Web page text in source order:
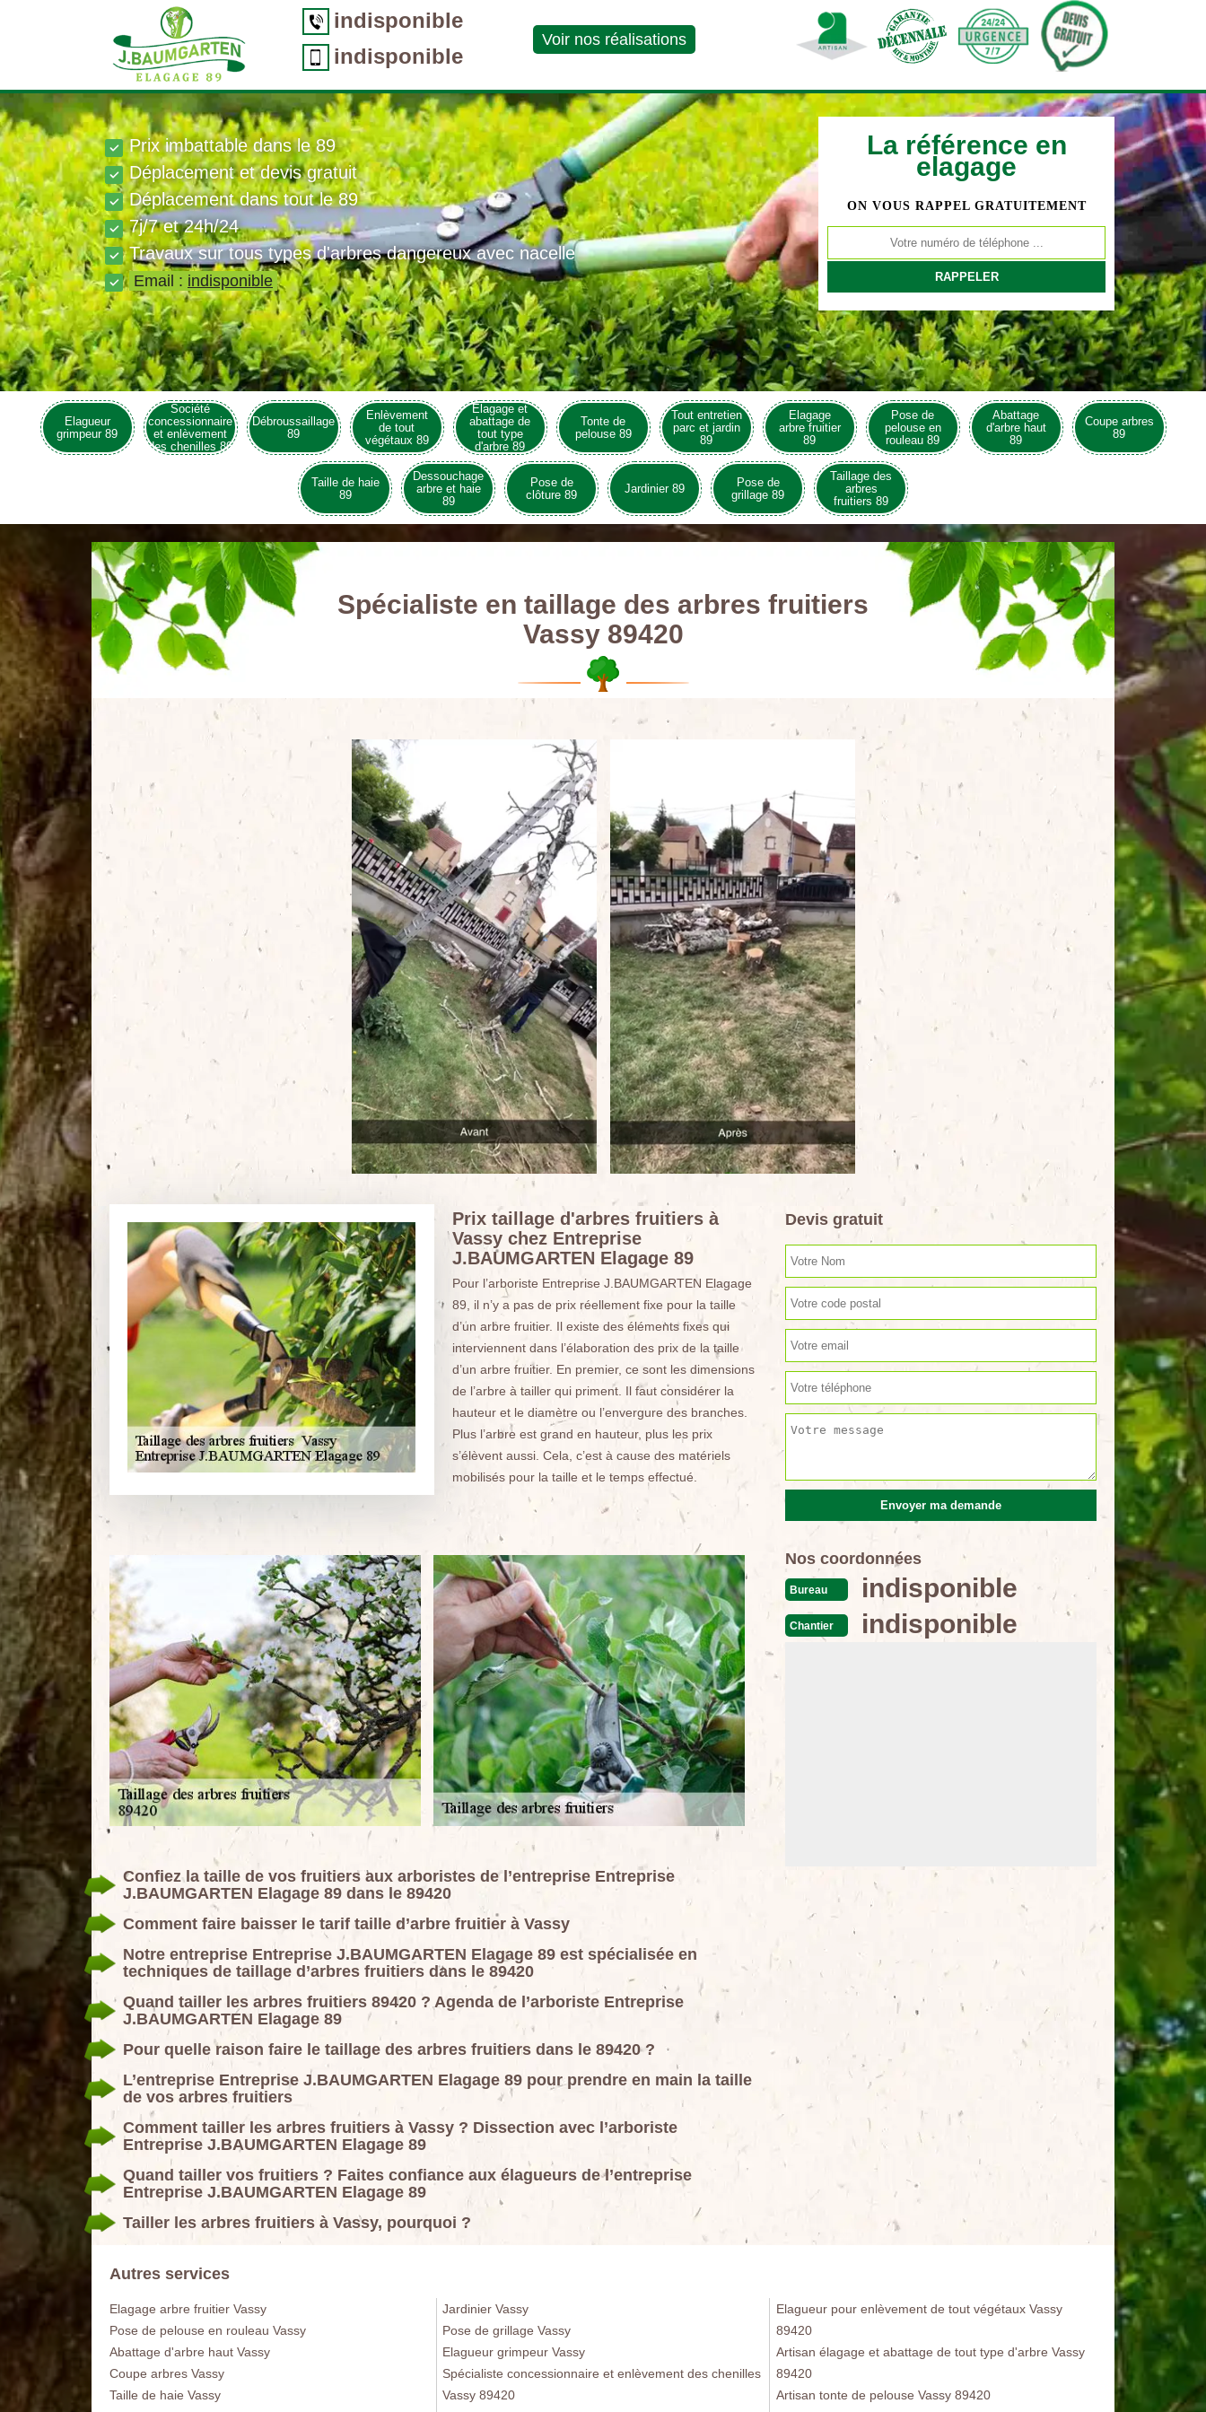
indisponible
indisponible
Voir nos réalisations
La référence en
elagage
ON VOUS RAPPEL GRATUITEMENT
Prix imbattable dans le 89
Déplacement et devis gratuit
Déplacement dans tout le 89
7j/7 et 24h/24
Travaux sur tous types d'arbres dangereux avec nacelle
Email : indisponible
Elagueur
grimpeur 89
Société
concessionnaire
et enlèvement
des chenilles 89
Débroussaillage
89
Enlèvement
de tout
végétaux 89
Elagage et
abattage de
tout type
d'arbre 89
Tonte de
pelouse 89
Tout entretien
parc et jardin
89
Elagage
arbre fruitier
89
Pose de
pelouse en
rouleau 89
Abattage
d'arbre haut
89
Coupe arbres
89
Taille de haie
89
Dessouchage
arbre et haie
89
Pose de
clôture 89
Jardinier 89
Pose de
grillage 89
Taillage des
arbres
fruitiers 89
Spécialiste en taillage des arbres fruitiers
Vassy 89420
Prix taillage d'arbres fruitiers à
Vassy chez Entreprise
J.BAUMGARTEN Elagage 89
Pour l’arboriste Entreprise J.BAUMGARTEN Elagage
89, il n’y a pas de prix réellement fixe pour la taille
d’un arbre fruitier. Il existe des éléments fixes qui
interviennent dans l’élaboration des prix de la taille
d’un arbre fruitier. En premier, ce sont les dimensions
de l’arbre à tailler qui priment. Il faut considérer la
hauteur et le diamètre ou l’envergure des branches.
Plus l’arbre est grand en hauteur, plus les prix
s’élèvent aussi. Cela, c’est à cause des matériels
mobilisés pour la taille et le temps effectué.
Confiez la taille de vos fruitiers aux arboristes de l’entreprise Entreprise
J.BAUMGARTEN Elagage 89 dans le 89420
Comment faire baisser le tarif taille d’arbre fruitier à Vassy
Notre entreprise Entreprise J.BAUMGARTEN Elagage 89 est spécialisée en
techniques de taillage d’arbres fruitiers dans le 89420
Quand tailler les arbres fruitiers 89420 ? Agenda de l’arboriste Entreprise
J.BAUMGARTEN Elagage 89
Pour quelle raison faire le taillage des arbres fruitiers dans le 89420 ?
L’entreprise Entreprise J.BAUMGARTEN Elagage 89 pour prendre en main la taille
de vos arbres fruitiers
Comment tailler les arbres fruitiers à Vassy ? Dissection avec l’arboriste
Entreprise J.BAUMGARTEN Elagage 89
Quand tailler vos fruitiers ? Faites confiance aux élagueurs de l’entreprise
Entreprise J.BAUMGARTEN Elagage 89
Tailler les arbres fruitiers à Vassy, pourquoi ?
Devis gratuit
Nos coordonnées
Bureau indisponible
Chantier indisponible
Autres services
Elagage arbre fruitier Vassy
Pose de pelouse en rouleau Vassy
Abattage d'arbre haut Vassy
Coupe arbres Vassy
Taille de haie Vassy
Jardinier Vassy
Pose de grillage Vassy
Elagueur grimpeur Vassy
Spécialiste concessionnaire et enlèvement des chenilles
Vassy 89420
Elagueur pour enlèvement de tout végétaux Vassy
89420
Artisan élagage et abattage de tout type d'arbre Vassy
89420
Artisan tonte de pelouse Vassy 89420